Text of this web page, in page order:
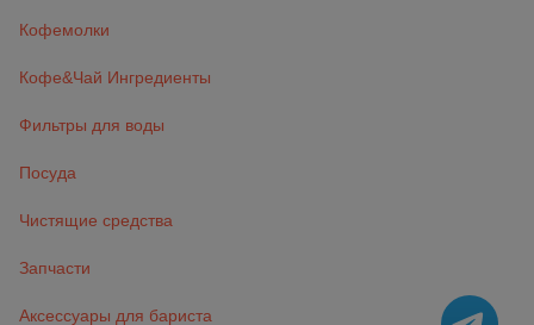
Кофемолки
Кофе&Чай Ингредиенты
Фильтры для воды
Посуда
Чистящие средства
Запчасти
Аксессуары для бариста